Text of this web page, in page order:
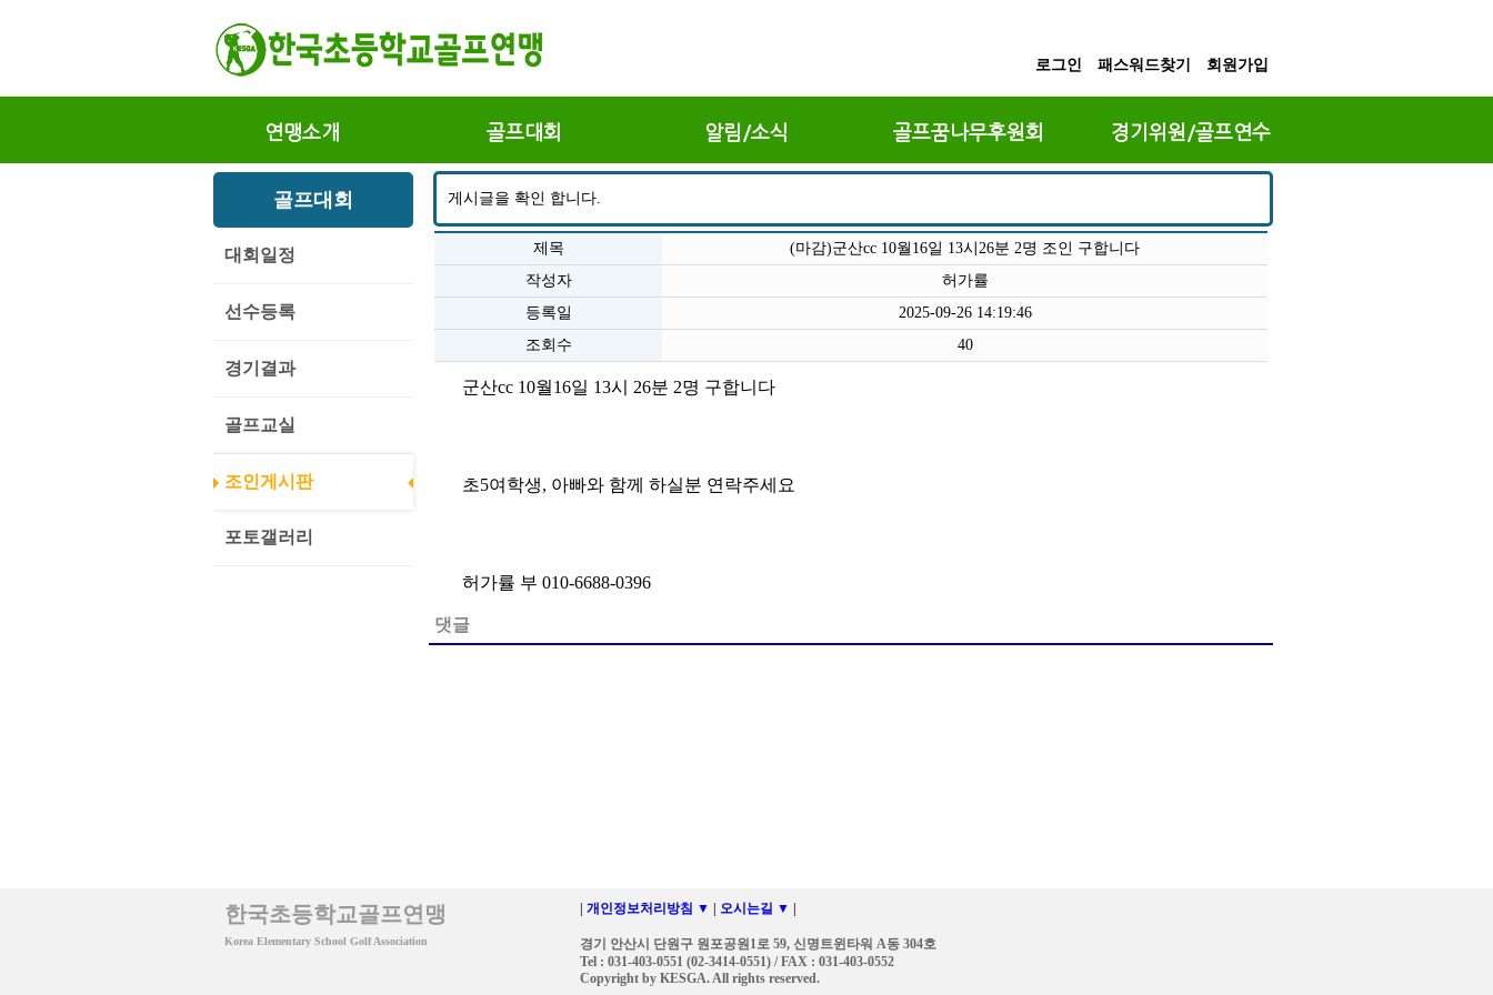
로그인 패스워드찾기 회원가입
연맹소개 골프대회 알림/소식 골프꿈나무후원회 경기위원/골프연수
골프대회
대회일정
선수등록
경기결과
골프교실
조인게시판
포토갤러리
게시글을 확인 합니다.
제목
(마감)군산cc 10월16일 13시26분 2명 조인 구합니다
작성자
허가률
등록일
2025-09-26 14:19:46
조회수
40
군산cc 10월16일 13시 26분 2명 구합니다
초5여학생, 아빠와 함께 하실분 연락주세요
허가률 부 010-6688-0396
댓글
한국초등학교골프연맹
Korea Elementary School Golf Association
개인정보처리방침 ▼ 오시는길 ▼
경기 안산시 단원구 원포공원1로 59, 신명트윈타워 A동 304호
Tel : 031-403-0551 (02-3414-0551) / FAX : 031-403-0552
Copyright by KESGA. All rights reserved.